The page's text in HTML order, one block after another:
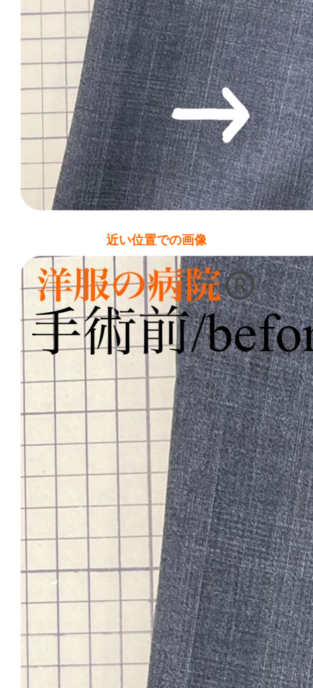
近い位置での画像